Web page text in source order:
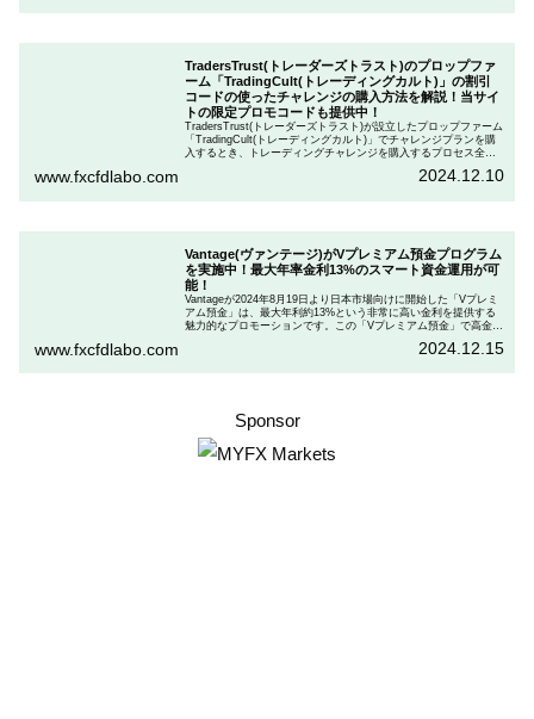
TradersTrust(トレーダーズトラスト)のプロップファ
ーム「TradingCult(トレーディングカルト)」の割引
コードの使ったチャレンジの購入方法を解説！当サイ
トの限定プロモコードも提供中！
TradersTrust(トレーダーズトラスト)が設立したプロップファーム
「TradingCult(トレーディングカルト)」でチャレンジプランを購
入するとき、トレーディングチャレンジを購入するプロセス全体
ます。さらに、TradingCultがほぼ定期的に実施している割引コー
www.fxcfdlabo.com 2024.12.10
Vantage(ヴァンテージ)がVプレミアム預金プログラム
を実施中！最大年率金利13%のスマート資金運用が可
能！
Vantageが2024年8月19日より日本市場向けに開始した「Vプレミ
アム預金」は、最大年利約13%という非常に高い金利を提供する
魅力的なプロモーションです。この「Vプレミアム預金」で高金利
「Vプレミアム預金」を行いたい人は、この記事をしっかりと読ん
www.fxcfdlabo.com 2024.12.15
Sponsor